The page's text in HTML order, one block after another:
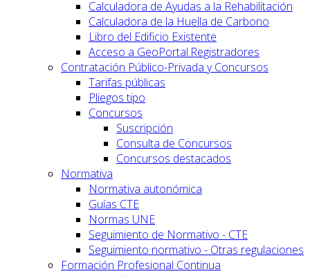
Calculadora de Ayudas a la Rehabilitación
Calculadora de la Huella de Carbono
Libro del Edificio Existente
Acceso a GeoPortal.Registradores
Contratación Público-Privada y Concursos
Tarifas públicas
Pliegos tipo
Concursos
Suscripción
Consulta de Concursos
Concursos destacados
Normativa
Normativa autonómica
Guías CTE
Normas UNE
Seguimiento de Normativo - CTE
Seguimiento normativo - Otras regulaciones
Formación Profesional Continua